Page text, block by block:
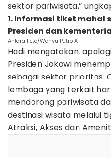
sektor pariwisata,”
1. Informasi tiket mahal
Presiden dan
Antara Foto/Wahyu Putro A
Hadi mengatakan,
Presiden Jokowi
sebagai sektor prioritas.
lembaga yang terkait
mendorong pariwisata
destinasi wisata melalui
Atraksi, Akses dan